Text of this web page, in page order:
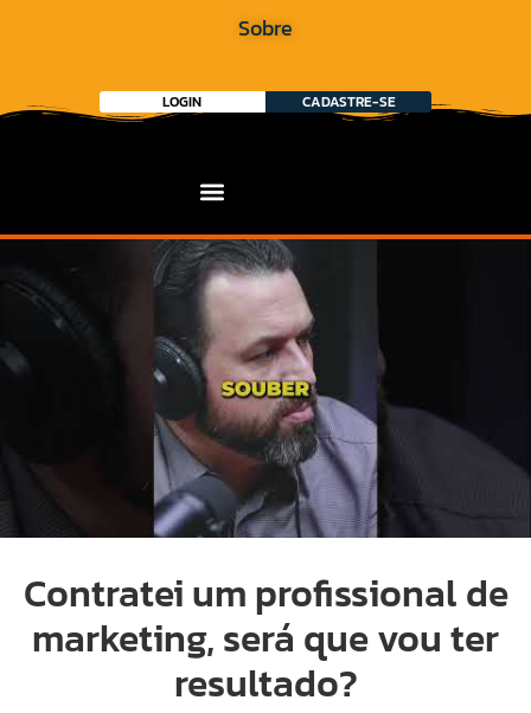
Sobre
LOGIN CADASTRE-SE
Contratei um profissional de
marketing, será que vou ter
resultado?